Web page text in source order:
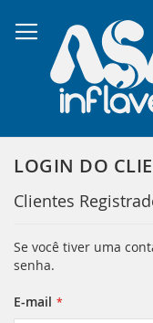
para
o
conteúdo
LOGIN DO
Clientes
Se você tiver uma
senha.
E-mail